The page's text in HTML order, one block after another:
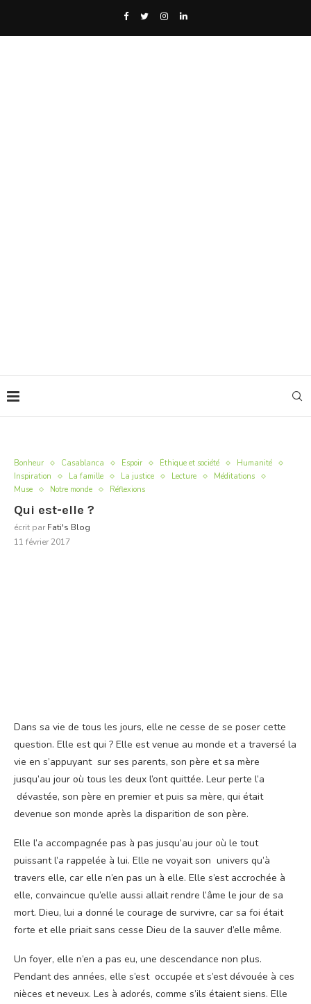
Bonheur Casablanca Espoir Éthique et société
Humanité
Inspiration
La famille La justice Lecture
Méditations
Muse
Notre monde Réflexions
Qui est-elle ?
écrit par Fati's Blog
11 février 2017
Dans sa vie de tous les jours, elle ne cesse de se poser cette
question. Elle est qui ? Elle est venue au monde et a traversé la
vie en s’appuyant sur ses parents, son père et sa mère
jusqu’au jour où tous les deux l’ont quittée. Leur perte l’a
dévastée, son père en premier et puis sa mère, qui était
devenue son monde après la disparition de son père.
Elle l’a accompagnée pas à pas jusqu’au jour où le tout
puissant l’a rappelée à lui. Elle ne voyait son univers qu’à
travers elle, car elle n’en pas un à elle. Elle s’est accrochée à
elle, convaincue qu’elle aussi allait rendre l’âme le jour de sa
mort. Dieu, lui a donné le courage de survivre, car sa foi était
forte et elle priait sans cesse Dieu de la sauver d’elle même.
Un foyer, elle n’en a pas eu, une descendance non plus.
Pendant des années, elle s’est occupée et s’est dévouée à ces
nièces et neveux. Les à adorés, comme s’ils étaient siens. Elle